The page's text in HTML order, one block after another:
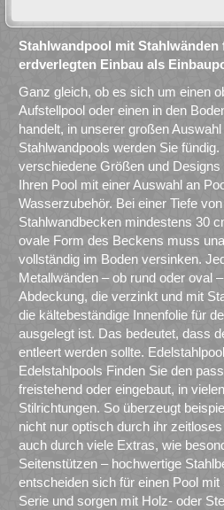
Stahlwandpool mit
erdverlegten Einbau als
Ganz gleich, ob es sich um einen
Aufstellpool oder einen in den
handelt, in unserer großen
Stahlwandpools werden Sie
verschiedene Größen und
Ihren Pool mit einer Auswahl an
Wasserzubehör. Bei einer Tiefe
Stahlwandbecken mindestens 30
ovale Form des Beckens muss
vollständig im Boden versinken.
Metallwänden – ob rund oder oval
Abdeckung, die verzinkt und mit
die kältebeständige Innenfolie für
ausgelegt ist. Das bedeutet, dass
entleert werden sollte.
Edelstahlpools Finden Sie den
freistehend oder eingebaut, in
Stilrichtungen. So überzeugt
nicht nur optisch durch ihr
auch durch viele Extras, wie
Seitenstützen – hochwertige
entscheiden sich für einen Pool
Serie und sorgen mit Holz- oder